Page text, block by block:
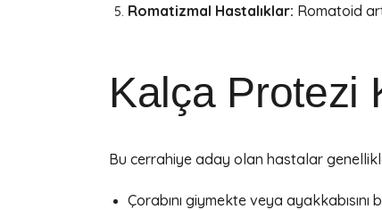
Romatizmal Hastalıklar: Romatoid
Kalça Protezi
Bu cerrahiye aday olan hastalar
Çorabını giymekte veya